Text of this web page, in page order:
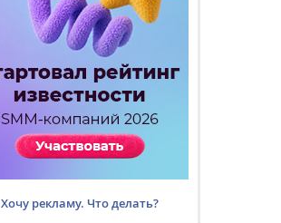
Хочу рекламу. Что делать?